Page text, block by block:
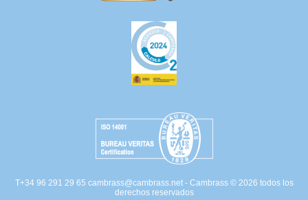
T+34 96 291 29 65 cambrass@cambrass.net - Cambrass © 2026 todos los
derechos reservados